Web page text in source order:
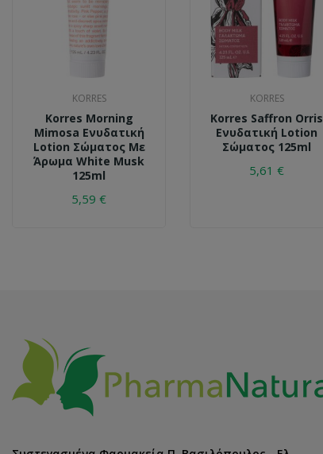
KORRES
Korres Morning
Mimosa Ενυδατική
Lotion Σώματος Με
Άρωμα White Musk
125ml
5,59 €
KORRES
Korres Saffron Orris
Ενυδατική Lotion
Σώματος 125ml
5,61 €